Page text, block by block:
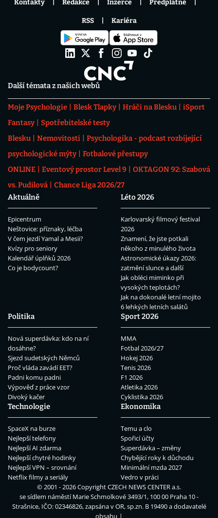
Další témata z našich webů
Moje Psychologie Blesk Tlapky Hráči na Blesku
iSport
Fantasy
Spotřebitelské testy
Blesku
Nemovitosti
Psychologika - podcast rozbíjející
psychologické mýty
Fotbalové přestupy
ONLINE
Eventový prostor Level 9
OKTAGON 92: Szabová
vs. Pudilová
Chance Liga 2026/27
Aktuálně
Epicentrum
Neštovice: příznaky, léčba
V čem jezdí Yamal a Mesii?
Kvízy pro seniory
Kalendář úplňků 2026
Co je bodycount?
Léto 2026
Karlovarský filmový festival
2026
Znamení, že jste potkali
někoho z minulého života
Astronomické úkazy 2026:
zatmění slunce a další
Jak obléci miminko při
vysokých teplotách?
Jak na dokonalé letní mojito
6 lehkých letních salátů
Politika
Nová superdávka: kdo na ní
dosáhne?
Sjezd sudetských Němců
Proč vláda zavádí EET?
Padni komu padni
Výpověď z práce vzor
Divoký kačer
Sport 2026
MMA
Fotbal 2026/27
Hokej 2026
Tenis 2026
F1 2026
Atletika 2026
Cyklistika 2026
Technologie
SpaceX na burze
Nejlepší telefony
Nejlepší AI zdarma
Nejlepší chytré hodinky
Nejlepší VPN – srovnání
Netflix filmy a seriály
Ekonomika
Temu a clo
Spořicí účty
Superdávka – změny
Chybějící roky k důchodu
Minimální mzda 2027
Vedro v práci
Kontakty Redakce Inzerce Předplatné
RSS Kariéra
© 2001 - 2026 CopyrightCZECH NEWS CENTER a.s.
se sídlem náměstí Marie Schmolkové 3493/1, 100 00 Praha 10 -
Strašnice, IČO: 02346826, zapsána v OR, sp.zn. B 19490 a dodavatelé
obsahu